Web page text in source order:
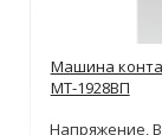
Машина
МТ-1928ВП
Напряжение,